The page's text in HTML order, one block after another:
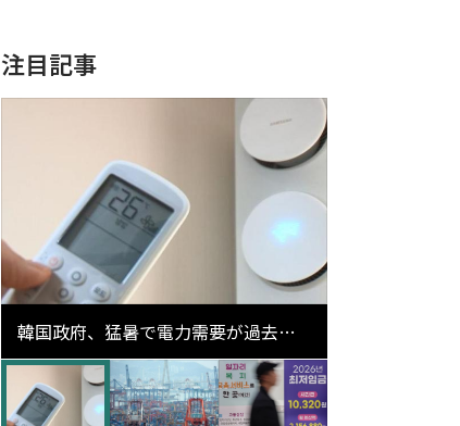
注目記事
韓国政府、猛暑で電力需要が過去最
高更新の可能性に需給対応体制を点